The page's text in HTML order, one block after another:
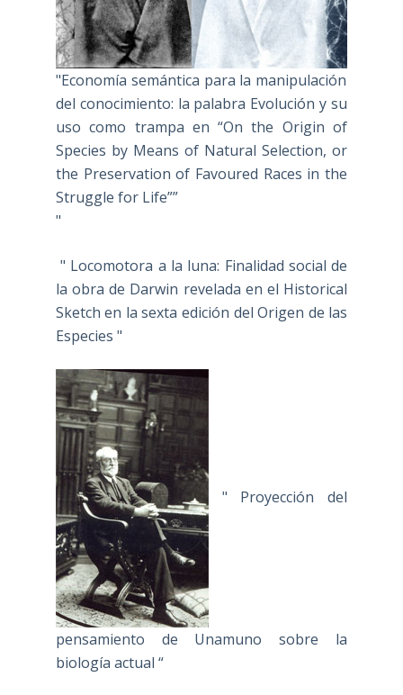
"Economía semántica para la manipulación
del conocimiento: la palabra Evolución y su
uso como trampa en “On the Origin of
Species by Means of Natural Selection, or
the Preservation of Favoured Races in the
Struggle for Life””
"
" Locomotora a la luna: Finalidad social de
la obra de Darwin revelada en el Historical
Sketch en la sexta edición del Origen de las
Especies "
" Proyección del
pensamiento de Unamuno sobre la
biología actual “